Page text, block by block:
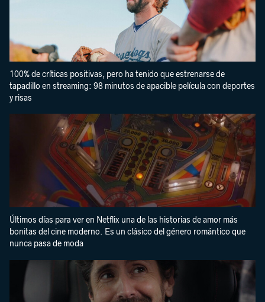
100% de críticas positivas, pero ha tenido que estrenarse de
tapadillo en streaming: 98 minutos de apacible película con deportes
y risas
Últimos días para ver en Netflix una de las historias de amor más
bonitas del cine moderno. Es un clásico del género romántico que
nunca pasa de moda